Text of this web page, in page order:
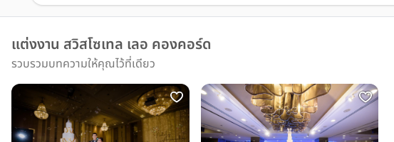
แต่งงาน สวิสโซเทล เลอ คองคอร์ด
รวบรวมบทความให้คุณไว้ที่เดียว